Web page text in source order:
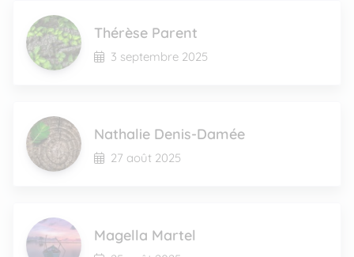
Thérèse Parent
3 septembre 2025
Nathalie Denis-Damée
27 août 2025
Magella Martel